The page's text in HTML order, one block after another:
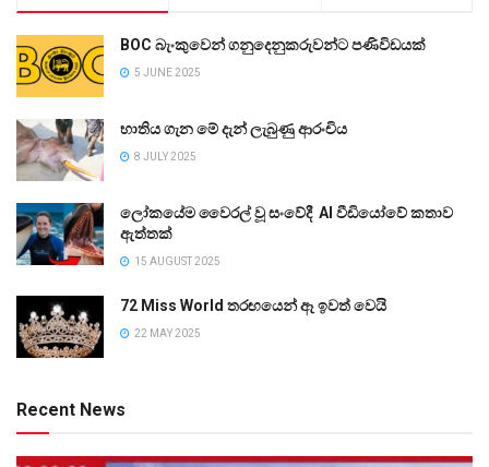
BOC බැංකුවෙන් ගනුදෙනුකරුවන්ට පණිවිඩයක්
5 JUNE 2025
භාතිය ගැන මේ දැන් ලැබුණු ආරංචිය
8 JULY 2025
ලෝකයේම වෛරල් වූ සංවේදී AI වීඩියෝවේ කතාව
ඇත්තක්
15 AUGUST 2025
72 Miss World තරඟයෙන් ඈ ඉවත් වෙයි
22 MAY 2025
Recent News